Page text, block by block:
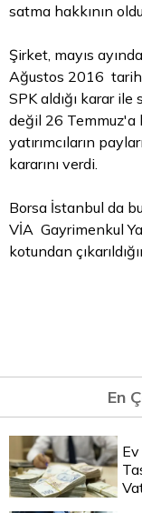
satma hakkının
Şirket, mayıs
Ağustos 2016
SPK aldığı karar
değil 26 Temmuz'a
yatırımcıların
kararını verdi.
Borsa İstanbul da
VİA Gayrimenkul
kotundan
En